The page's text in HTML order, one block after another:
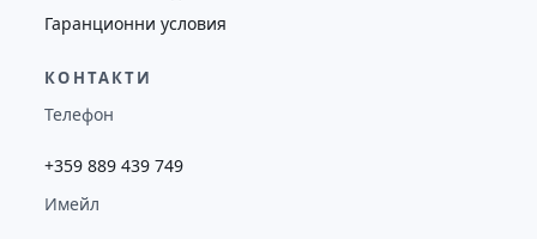
Гаранционни условия
КОНТАКТИ
Телефон
+359 889 439 749
Имейл